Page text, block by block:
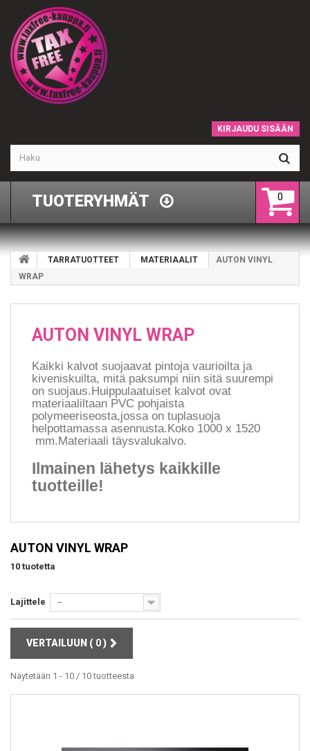
KIRJAUDU SISÄÄN
0
TUOTERYHMÄT
TARRATUOTTEET MATERIAALIT
AUTON VINYL
WRAP
AUTON VINYL WRAP
Kaikki kalvot suojaavat pintoja vaurioilta ja
kiveniskuilta, mitä paksumpi niin sitä suurempi
on suojaus.Huippulaatuiset kalvot ovat
materiaaliltaan PVC pohjaista
polymeeriseosta,jossa on tuplasuoja
helpottamassa asennusta.Koko 1000 x 1520
mm.Materiaali täysvalukalvo.
Ilmainen lähetys kaikkille
tuotteille!
AUTON VINYL WRAP
10 tuotetta
Lajittele --
VERTAILUUN ( 0)
Näytetään 1 - 10 / 10 tuotteesta